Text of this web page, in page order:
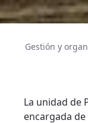
La unidad de
encargada